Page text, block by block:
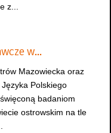
z...
w…
Mazowiecka oraz
Polskiego
badaniom
ostrowskim na tle